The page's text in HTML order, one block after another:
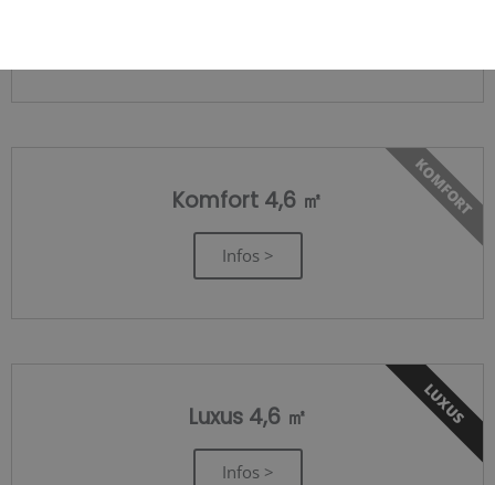
Komfort 4,6 ㎡
Infos >
KOMFORT
Luxus 4,6 ㎡
Infos >
LUXUS